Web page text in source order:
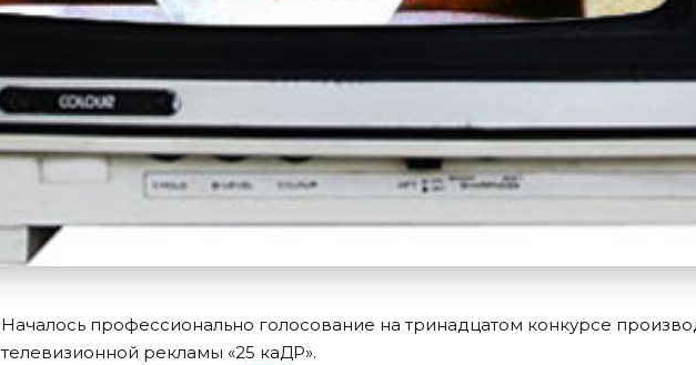
Началось профессионально голосование на тринадцатом конкурсе
телевизионной рекламы «25 каДР».